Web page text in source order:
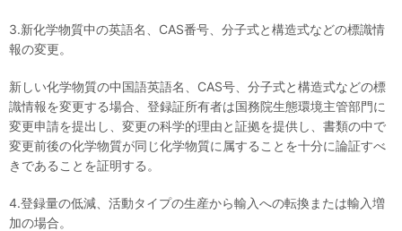
3.新化学物質中の英語名、CAS番号、分子式と構造式などの標識情
報の変更。
新しい化学物質の中国語英語名、CAS号、分子式と構造式などの標
識情報を変更する場合、登録証所有者は国務院生態環境主管部門に
変更申請を提出し、変更の科学的理由と証拠を提供し、書類の中で
変更前後の化学物質が同じ化学物質に属することを十分に論証すべ
きであることを証明する。
4.登録量の低減、活動タイプの生産から輸入への転換または輸入増
加の場合。